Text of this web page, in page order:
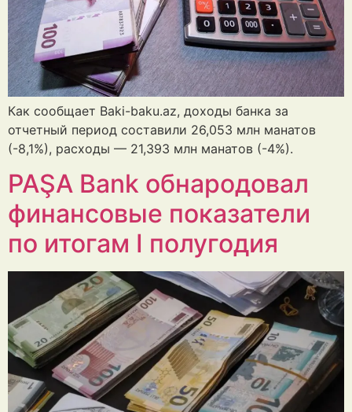
Как сообщает Baki-baku.az, доходы банка за
отчетный период составили 26,053 млн манатов
(-8,1%), расходы — 21,393 млн манатов (-4%).
PAŞA Bank обнародовал
финансовые показатели
по итогам I полугодия